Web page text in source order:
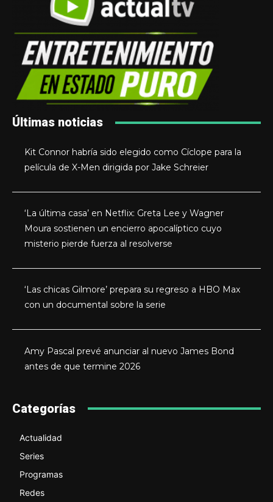
Últimas noticias
Kit Connor habría sido elegido como Cíclope para la
película de X-Men dirigida por Jake Schreier
‘La última casa’ en Netflix: Greta Lee y Wagner
Moura sostienen un encierro apocalíptico cuyo
misterio pierde fuerza al resolverse
‘Las chicas Gilmore’ prepara su regreso a HBO Max
con un documental sobre la serie
Amy Pascal prevé anunciar al nuevo James Bond
antes de que termine 2026
Categorías
Actualidad
Series
Programas
Redes